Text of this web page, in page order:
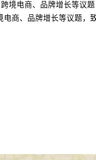
境电商、品牌增长等议
商、品牌增长等议题，